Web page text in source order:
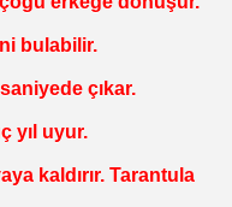
bulabilir.
çıkar.
yıl uyur.
kaldırır. Tarantula